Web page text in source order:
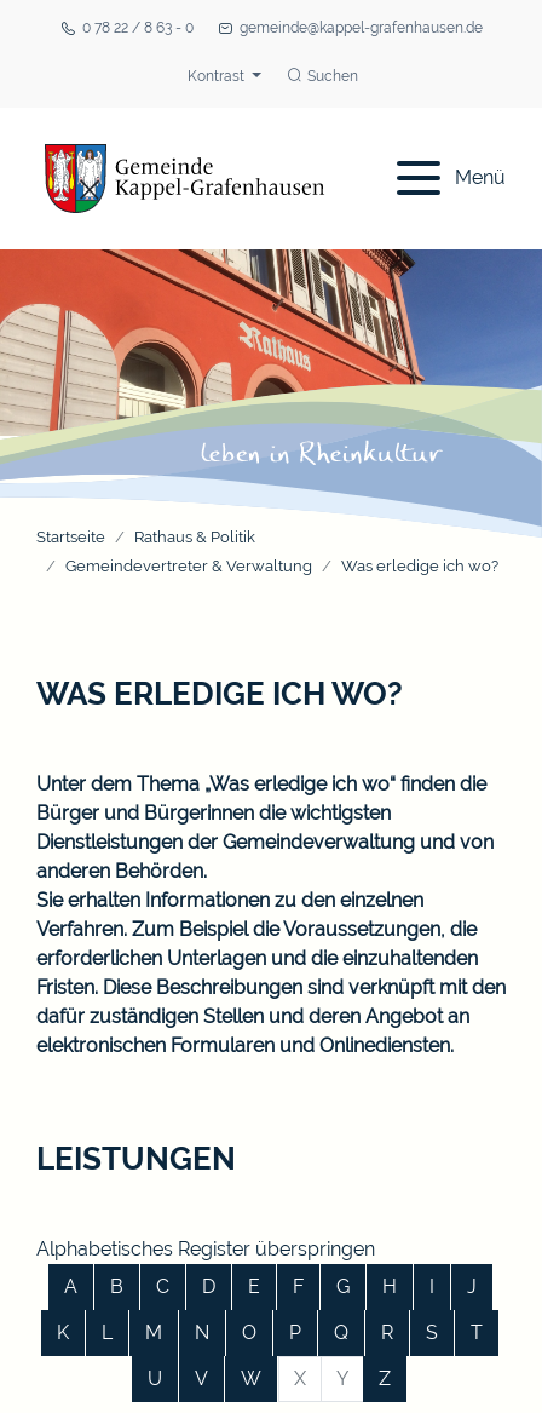
0 78 22 / 8 63 - 0 gemeinde@kappel-grafenhausen.de
Kontrast Suchen
Menü
Startseite
Rathaus & Politik
Gemeindevertreter & Verwaltung
Was erledige ich wo?
WAS ERLEDIGE ICH WO?
Unter dem Thema „Was erledige ich wo“ finden die
Bürger und Bürgerinnen die wichtigsten
Dienstleistungen der Gemeindeverwaltung und von
anderen Behörden.
Sie erhalten Informationen zu den einzelnen
Verfahren. Zum Beispiel die Voraussetzungen, die
erforderlichen Unterlagen und die einzuhaltenden
Fristen. Diese Beschreibungen sind verknüpft mit den
dafür zuständigen Stellen und deren Angebot an
elektronischen Formularen und Onlinediensten.
LEISTUNGEN
Alphabetisches Register überspringen
A
B C D E F G H I
J
K
L M N O P Q R S
T
U
V W X Y Z